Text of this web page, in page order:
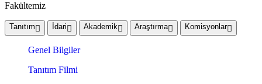
Fakültemiz
Tanıtım İdari Akademik Araştırma Komisyonlar
Genel Bilgiler
Tanıtım Filmi